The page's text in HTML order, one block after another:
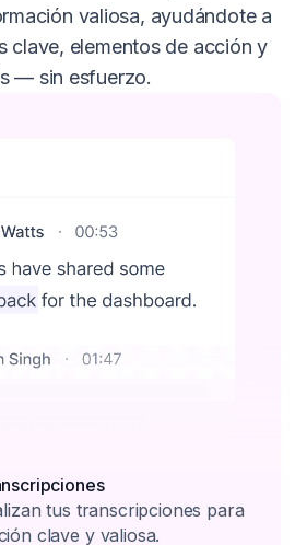
valiosa, ayudándote a
clave, elementos de acción y
— sin esfuerzo.
tus transcripciones para
clave y valiosa.